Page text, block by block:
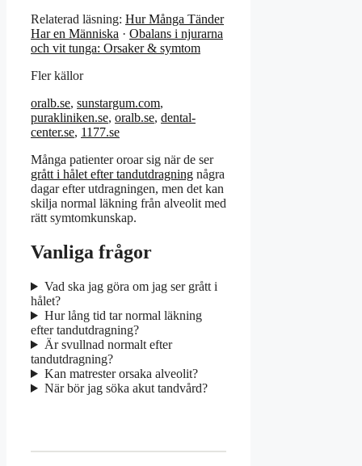
Relaterad läsning: Hur Många Tänder
Har en Människa · Obalans i njurarna
och vit tunga: Orsaker & symtom
Fler källor
oralb.se, sunstargum.com,
purakliniken.se, oralb.se, dental-
center.se, 1177.se
Många patienter oroar sig när de ser
grått i hålet efter tandutdragning några
dagar efter utdragningen, men det kan
skilja normal läkning från alveolit med
rätt symtomkunskap.
Vanliga frågor
Vad ska jag göra om jag ser grått i
hålet?
Hur lång tid tar normal läkning
efter tandutdragning?
Är svullnad normalt efter
tandutdragning?
Kan matrester orsaka alveolit?
När bör jag söka akut tandvård?